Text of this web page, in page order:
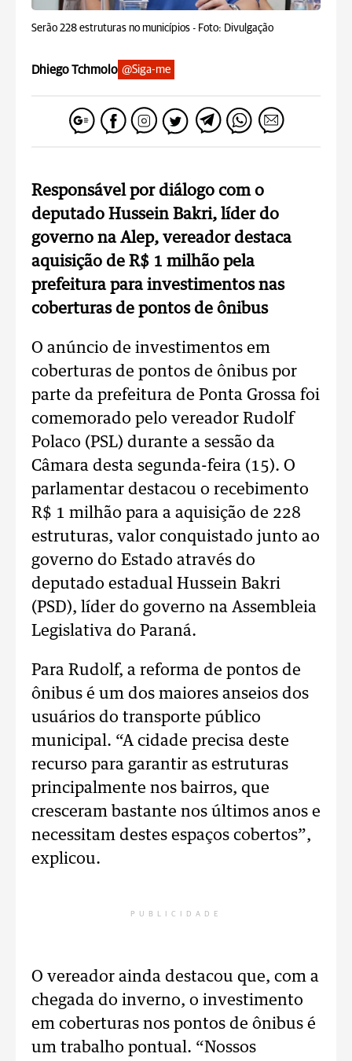
Serão 228 estruturas no municípios - Foto: Divulgação
Dhiego Tchmolo @Siga-me
Responsável por diálogo com o
deputado Hussein Bakri, líder do
governo na Alep, vereador destaca
aquisição de R$ 1 milhão pela
prefeitura para investimentos nas
coberturas de pontos de ônibus
O anúncio de investimentos em
coberturas de pontos de ônibus por
parte da prefeitura de Ponta Grossa foi
comemorado pelo vereador Rudolf
Polaco (PSL) durante a sessão da
Câmara desta segunda-feira (15). O
parlamentar destacou o recebimento
R$ 1 milhão para a aquisição de 228
estruturas, valor conquistado junto ao
governo do Estado através do
deputado estadual Hussein Bakri
(PSD), líder do governo na Assembleia
Legislativa do Paraná.
Para Rudolf, a reforma de pontos de
ônibus é um dos maiores anseios dos
usuários do transporte público
municipal. “A cidade precisa deste
recurso para garantir as estruturas
principalmente nos bairros, que
cresceram bastante nos últimos anos e
necessitam destes espaços cobertos”,
explicou.
PUBLICIDADE
O vereador ainda destacou que, com a
chegada do inverno, o investimento
em coberturas nos pontos de ônibus é
um trabalho pontual. “Nossos